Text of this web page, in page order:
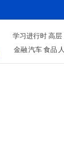
学习进行时高层
金融汽车食品